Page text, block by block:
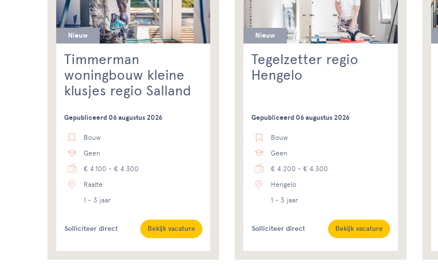
Nieuw
Timmerman
woningbouw kleine
klusjes regio Salland
Gepubliceerd 06 augustus 2026
Bouw
Geen
€ 4.100 - € 4.300
Raalte
1 - 3 jaar
Solliciteer direct Bekijk vacature
Nieuw
Tegelzetter regio
Hengelo
Gepubliceerd 06 augustus 2026
Bouw
Geen
€ 4.200 - € 4.300
Hengelo
1 - 3 jaar
Solliciteer direct Bekijk vacature